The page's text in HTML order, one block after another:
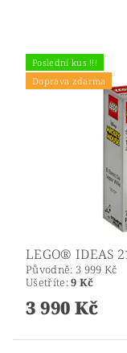
Poslední kus !!!
Doprava zdarma
LEGO® IDEAS
Původně: 3 999 Kč
Ušetříte:9 Kč
3 990 Kč